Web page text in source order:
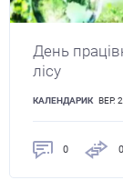
День
лісу
КАЛЕНДАРИК ВЕР.
0 0